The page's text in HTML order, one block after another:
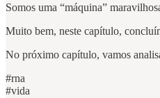
Somos uma “máquina”
Muito bem, neste capítulo,
No próximo capítulo, vamos
#rna
#vida